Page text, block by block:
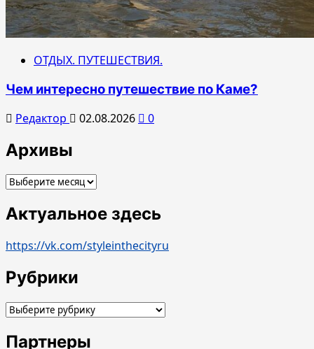
ОТДЫХ. ПУТЕШЕСТВИЯ.
Чем интересно путешествие по Каме?
Редактор 02.08.2026 0
Архивы
Архивы
Актуальное здесь
https://vk.com/styleinthecityru
Рубрики
Рубрики
Партнеры